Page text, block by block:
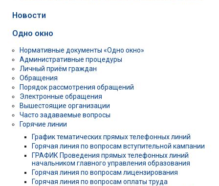
Новости
Одно окно
Нормативные документы «Одно окно»
Административные процедуры
Личный приём граждан
Обращения
Порядок рассмотрения обращений
Электронные обращения
Вышестоящие организации
Часто задаваемые вопросы
Горячие линии
График тематических прямых телефонных линий
Горячая линия по вопросам вступительной кампании
ГРАФИК Проведения прямых телефонных линий
начальником главного управления образования
Горячая линия по вопросам лицензирования
Горячая линия по вопросам оплаты труда